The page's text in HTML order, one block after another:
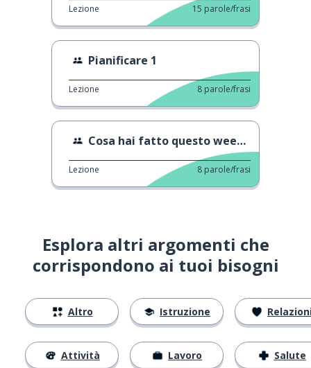
Lezione 15 parole/frasi
Pianificare 1
Lezione 8 parole/frasi
Cosa hai fatto questo weekend?
Lezione 8 parole/frasi
Esplora altri argomenti che
corrispondono ai tuoi bisogni
Altro
Attività
Istruzione
Lavoro Salute